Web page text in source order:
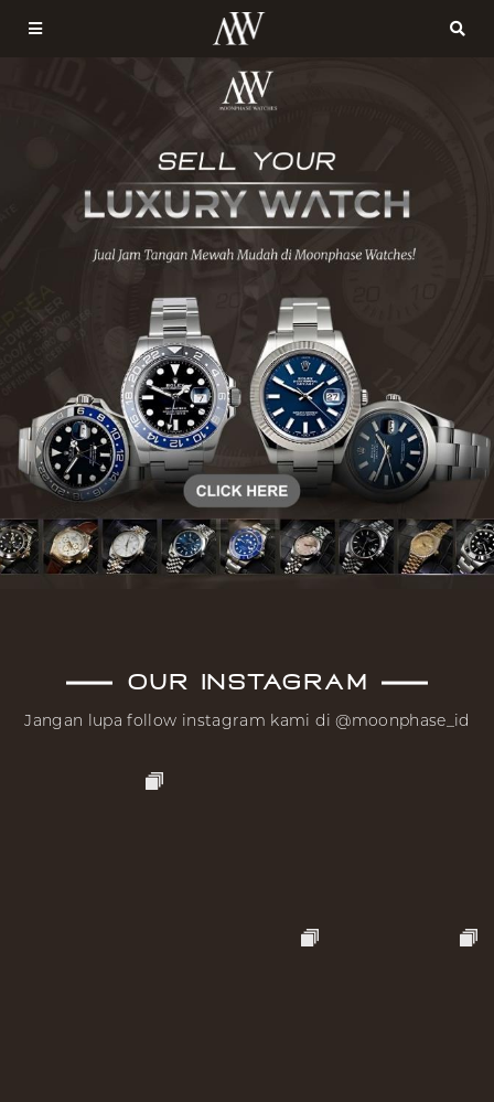
OUR INSTAGRAM
Jangan lupa follow instagram kami di @moonphase_id